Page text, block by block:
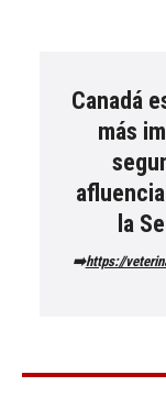
Canadá
más
la
➡️https://